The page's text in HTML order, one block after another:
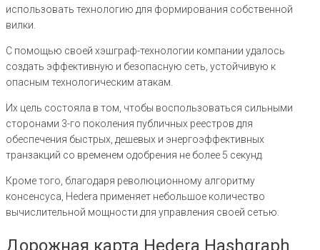
использовать технологию для формирования собственной
вилки.
С помощью своей хэшграф-технологии компании удалось
создать эффективную и безопасную сеть, устойчивую к
опасным технологическим атакам.
Их цель состояла в том, чтобы воспользоваться сильными
сторонами 3-го поколения публичных реестров для
обеспечения быстрых, дешевых и энергоэффективных
транзакций со временем одобрения не более 5 секунд.
Кроме того, благодаря революционному алгоритму
консенсуса, Hedera применяет небольшое количество
вычислительной мощности для управления своей сетью.
Дорожная карта Hedera Hashgraph